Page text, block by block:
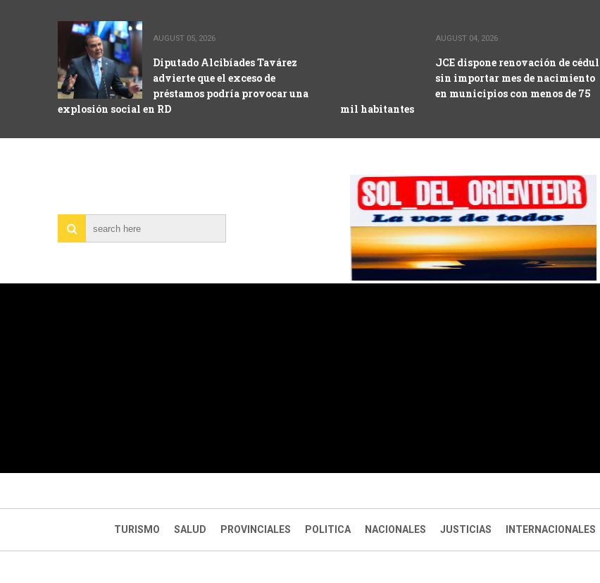
AUGUST 05, 2026
Diputado Alcibíades Tavárez
advierte que el exceso de
préstamos podría provocar una
explosión social en RD
AUGUST 04, 2026
JCE dispone renovación de
sin importar mes de nacimiento
en municipios con menos de 75
mil habitantes
TURISMO SALUD PROVINCIALES POLITICA NACIONALES JUSTICIAS INTERNACIONALES